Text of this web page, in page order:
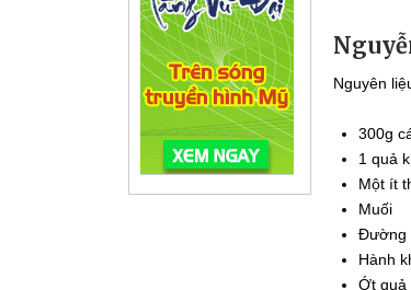
Nguyên
300g
1 quả
Một ít
Muối
Đường
Hành
Ớt quả